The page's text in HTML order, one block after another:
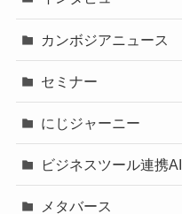
カンボジアニュース
セミナー
にじジャーニー
ビジネスツール連携AI
メタバース